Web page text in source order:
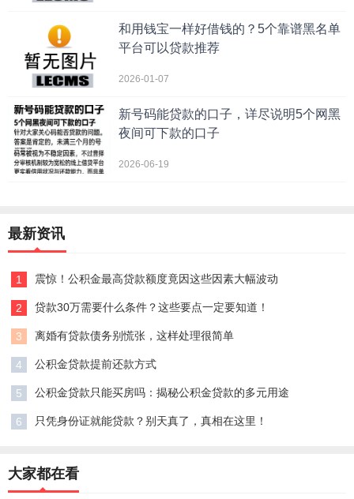
和用钱宝一样好借钱的？5个靠谱黑名单
平台可以贷款推荐
2026-01-07
新号码能贷款的口子，详尽说明5个网黑
夜间可下款的口子
2026-06-19
最新资讯
1 震惊！公积金最高贷款额度竟因这些因素大幅波动
2 贷款30万需要什么条件？这些要点一定要知道！
3 离婚有贷款债务别慌张，这样处理很简单
4 公积金贷款提前还款方式
5 公积金贷款只能买房吗：揭秘公积金贷款的多元用途
6 只凭身份证就能贷款？别天真了，真相在这里！
大家都在看